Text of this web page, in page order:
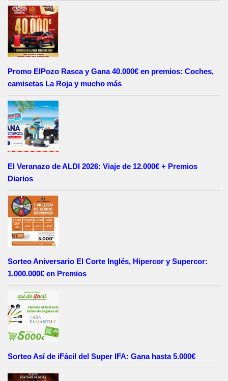
Promo ElPozo Rasca y Gana 40.000€ en premios: Coches,
camisetas La Roja y mucho más
El Veranazo de ALDI 2026: Viaje de 12.000€ + Premios
Diarios
Sorteo Aniversario El Corte Inglés, Hipercor y Supercor:
1.000.000€ en Premios
Sorteo Así de iFácil del Super IFA: Gana hasta 5.000€